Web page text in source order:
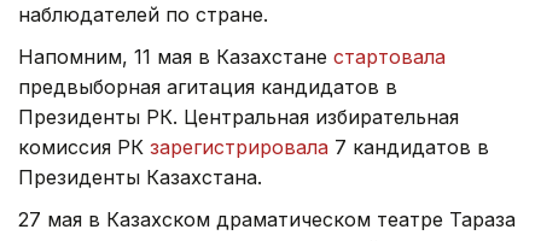
наблюдателей по стране.
Напомним, 11 мая в Казахстане стартовала
предвыборная агитация кандидатов в
Президенты РК. Центральная избирательная
комиссия РК зарегистрировала 7 кандидатов в
Президенты Казахстана.
27 мая в Казахском драматическом театре Тараза